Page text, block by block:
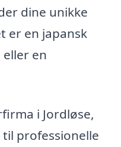
dine unikke
er en japansk
en
i Jordløse,
professionelle